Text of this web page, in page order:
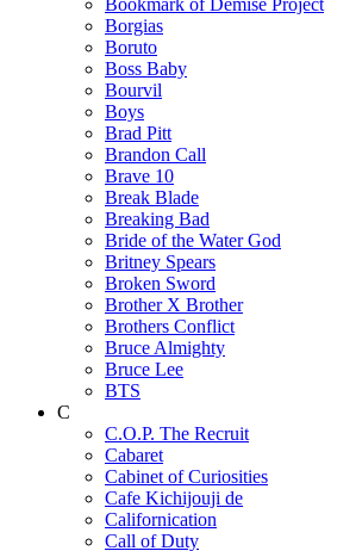
Bookmark of Demise Project
Borgias
Boruto
Boss Baby
Bourvil
Boys
Brad Pitt
Brandon Call
Brave 10
Break Blade
Breaking Bad
Bride of the Water God
Britney Spears
Broken Sword
Brother X Brother
Brothers Conflict
Bruce Almighty
Bruce Lee
BTS
C
C.O.P. The Recruit
Cabaret
Cabinet of Curiosities
Cafe Kichijouji de
Californication
Call of Duty